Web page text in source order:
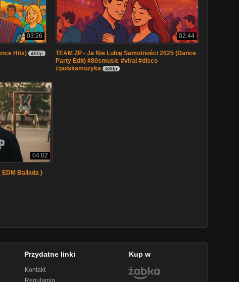
03:26
Hits) 480p
02:44
TEAM ZP - Ja Nie Lubię Samotności 2025 (Dance
Party Edit) #80smusic #viral #disco
#polskamuzyka
480p
04:02
EDM Ballada )
Przydatne linki
Kontakt
Regulamin
Kup w